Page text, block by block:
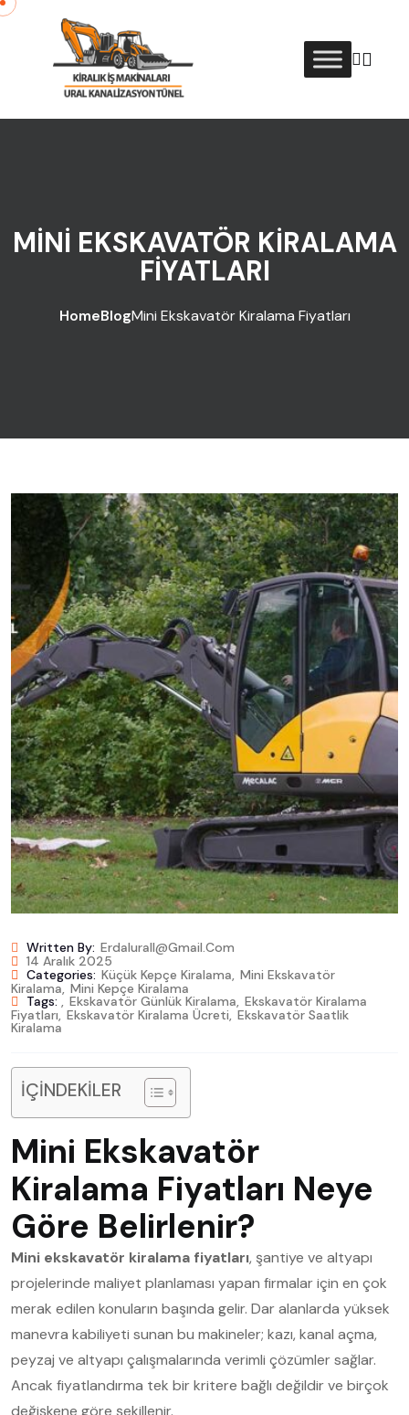
Skip to content
MINI EKSKAVATÖR KIRALAMA
FIYATLARI
HomeBlogMini Ekskavatör Kiralama Fiyatları
Written By: Erdalurall@gmail.com
14 Aralık 2025
Categories: Küçük Kepçe Kiralama, Mini Ekskavatör
Kiralama, Mini Kepçe Kiralama
Tags: , Ekskavatör Günlük Kiralama, Ekskavatör Kiralama
Fiyatları, Ekskavatör Kiralama Ücreti, Ekskavatör Saatlik
Kiralama
İÇİNDEKİLER
Mini Ekskavatör
Kiralama Fiyatları Neye
Göre Belirlenir?
Mini ekskavatör kiralama fiyatları, şantiye ve altyapı
projelerinde maliyet planlaması yapan firmalar için en çok
merak edilen konuların başında gelir. Dar alanlarda yüksek
manevra kabiliyeti sunan bu makineler; kazı, kanal açma,
peyzaj ve altyapı çalışmalarında verimli çözümler sağlar.
Ancak fiyatlandırma tek bir kritere bağlı değildir ve birçok
değişkene göre şekillenir.